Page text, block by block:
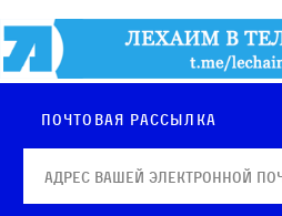
Почтовая рассылка